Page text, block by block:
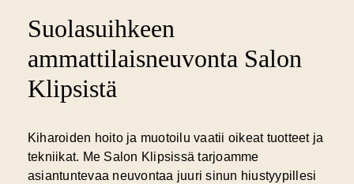
Suolasuihkeen
ammattilaisneuvonta Salon
Klipsistä
Kiharoiden hoito ja muotoilu vaatii oikeat tuotteet ja
tekniikat. Me Salon Klipsissä tarjoamme
asiantuntevaa neuvontaa juuri sinun hiustyypillesi